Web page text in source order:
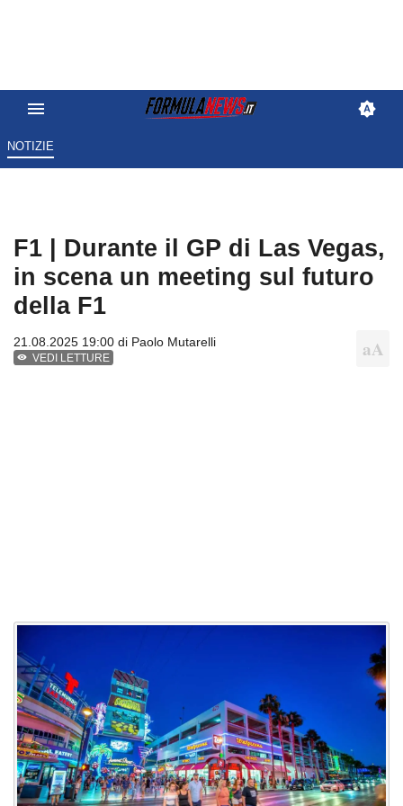
NOTIZIE
F1 | Durante il GP di Las Vegas,
in scena un meeting sul futuro
della F1
21.08.2025 19:00 di Paolo Mutarelli
VEDI LETTURE